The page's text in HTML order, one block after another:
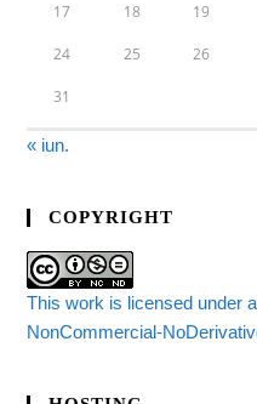
17 18 19
24 25 26
31
« iun.
COPYRIGHT
This work is licensed under
NonCommercial-